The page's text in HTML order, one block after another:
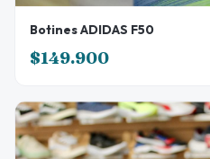
Botines ADIDAS F50
$149.900